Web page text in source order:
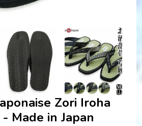
Zori Iroha
Made in Japan